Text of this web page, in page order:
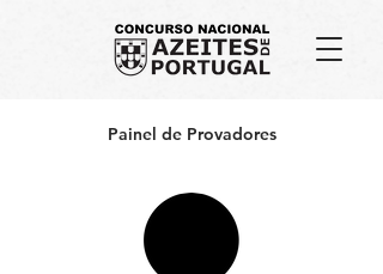
Painel de Provadores